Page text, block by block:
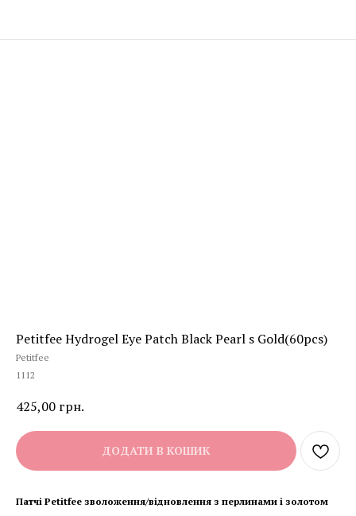
Petitfee Hydrogel Eye Patch Black Pearl s Gold(60pcs)
Petitfee
1112
425,00 грн.
ДОДАТИ В КОШИК
Патчі Petitfee зволоження/відновлення з перлинами і золотом